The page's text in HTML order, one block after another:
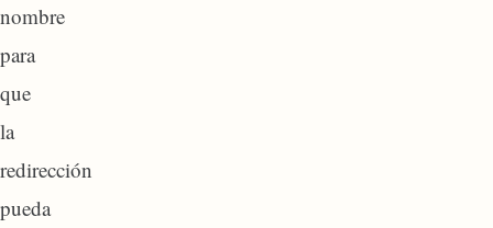
nombre
para
que
la
redirección
pueda